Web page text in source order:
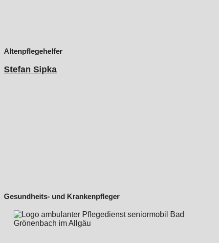
Altenpflegehelfer
Stefan Sipka
Gesundheits- und Krankenpfleger